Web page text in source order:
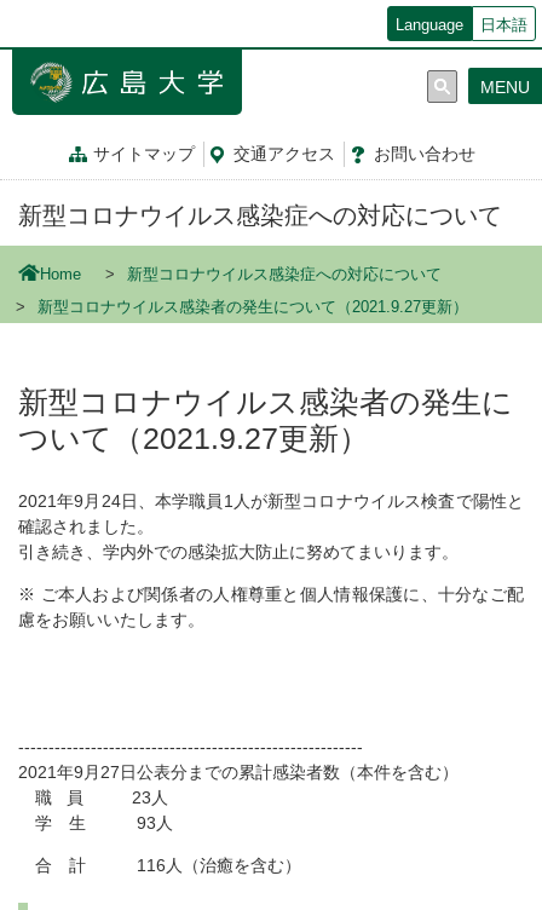
ン
Language 日本語
サイトマップ 交通アクセス お問い合わせ
MENU
新型コロナウイルス感染症への対応について
Home
新型コロナウイルス感染症への対応について
新型コロナウイルス感染者の発生について（2021.9.27更新）
新型コロナウイルス感染者の発生に
ついて（2021.9.27更新）
2021年9月24日、本学職員1人が新型コロナウイルス検査で陽性と
確認されました。
引き続き、学内外での感染拡大防止に努めてまいります。
※ ご本人および関係者の人権尊重と個人情報保護に、十分なご配
慮をお願いいたします。
---------------------------------------------------------
2021年9月27日公表分までの累計感染者数（本件を含む）
職 員 23人
学 生 93人
合 計 116人（治癒を含む）